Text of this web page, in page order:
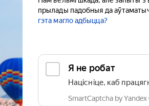
прылады падобныя да
гэта магло адбыцца?
Я не робат
Націсніце, каб
SmartCaptcha by Yandex